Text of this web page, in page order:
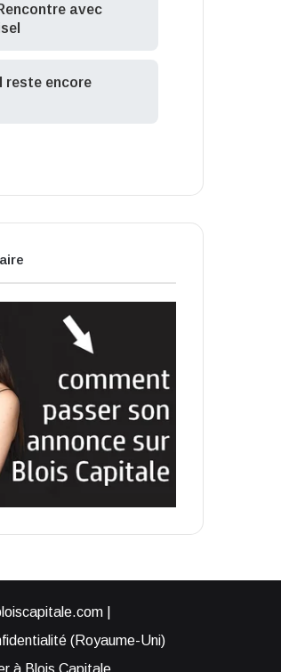
avec
Il reste encore
|
(Royaume-Uni)
à Blois Capitale